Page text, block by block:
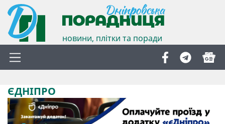
новини, плітки та поради
ЄДНІПРО